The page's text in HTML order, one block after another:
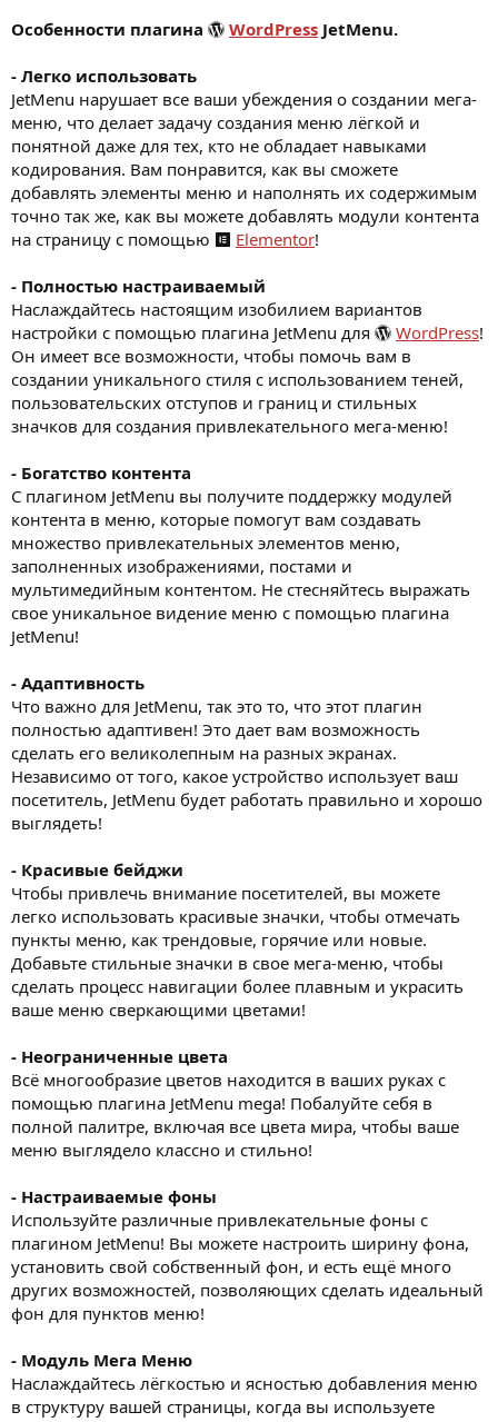
Особенности плагина WordPress JetMenu.
- Легко использовать
JetMenu нарушает все ваши убеждения о создании мега-
меню, что делает задачу создания меню лёгкой и
понятной даже для тех, кто не обладает навыками
кодирования. Вам понравится, как вы сможете
добавлять элементы меню и наполнять их содержимым
точно так же, как вы можете добавлять модули контента
на страницу с помощью
Elementor!
- Полностью настраиваемый
Наслаждайтесь настоящим изобилием вариантов
настройки с помощью плагина JetMenu для
WordPress!
Он имеет все возможности, чтобы помочь вам в
создании уникального стиля с использованием теней,
пользовательских отступов и границ и стильных
значков для создания привлекательного мега-меню!
- Богатство контента
С плагином JetMenu вы получите поддержку модулей
контента в меню, которые помогут вам создавать
множество привлекательных элементов меню,
заполненных изображениями, постами и
мультимедийным контентом. Не стесняйтесь выражать
свое уникальное видение меню с помощью плагина
JetMenu!
- Адаптивность
Что важно для JetMenu, так это то, что этот плагин
полностью адаптивен! Это дает вам возможность
сделать его великолепным на разных экранах.
Независимо от того, какое устройство использует ваш
посетитель, JetMenu будет работать правильно и хорошо
выглядеть!
- Красивые бейджи
Чтобы привлечь внимание посетителей, вы можете
легко использовать красивые значки, чтобы отмечать
пункты меню, как трендовые, горячие или новые.
Добавьте стильные значки в свое мега-меню, чтобы
сделать процесс навигации более плавным и украсить
ваше меню сверкающими цветами!
- Неограниченные цвета
Всё многообразие цветов находится в ваших руках с
помощью плагина JetMenu mega! Побалуйте себя в
полной палитре, включая все цвета мира, чтобы ваше
меню выглядело классно и стильно!
- Настраиваемые фоны
Используйте различные привлекательные фоны с
плагином JetMenu! Вы можете настроить ширину фона,
установить свой собственный фон, и есть ещё много
других возможностей, позволяющих сделать идеальный
фон для пунктов меню!
- Модуль Мега Меню
Наслаждайтесь лёгкостью и ясностью добавления меню
в структуру вашей страницы, когда вы используете